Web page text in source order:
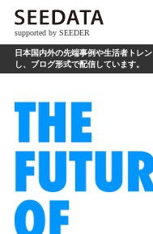
supported by SEEDER
日本国内外の先端事例や生活者トレ
し、ブログ形式で配信しています。